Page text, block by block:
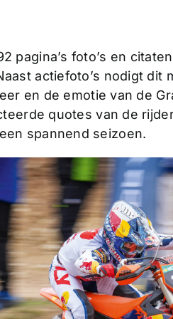
pagina’s foto’s en
actiefoto’s nodigt dit
en de emotie van de
quotes van de
spannend seizoen.